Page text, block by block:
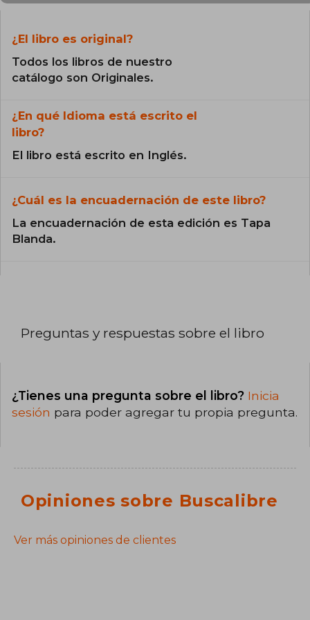
¿El libro es original?
Todos los libros de nuestro
catálogo son Originales.
¿En qué Idioma está escrito el
libro?
El libro está escrito en Inglés.
¿Cuál es la encuadernación de este libro?
La encuadernación de esta edición es Tapa
Blanda.
Preguntas y respuestas sobre el libro
¿Tienes una pregunta sobre el libro? Inicia
sesión para poder agregar tu propia pregunta.
Opiniones sobre Buscalibre
Ver más opiniones de clientes